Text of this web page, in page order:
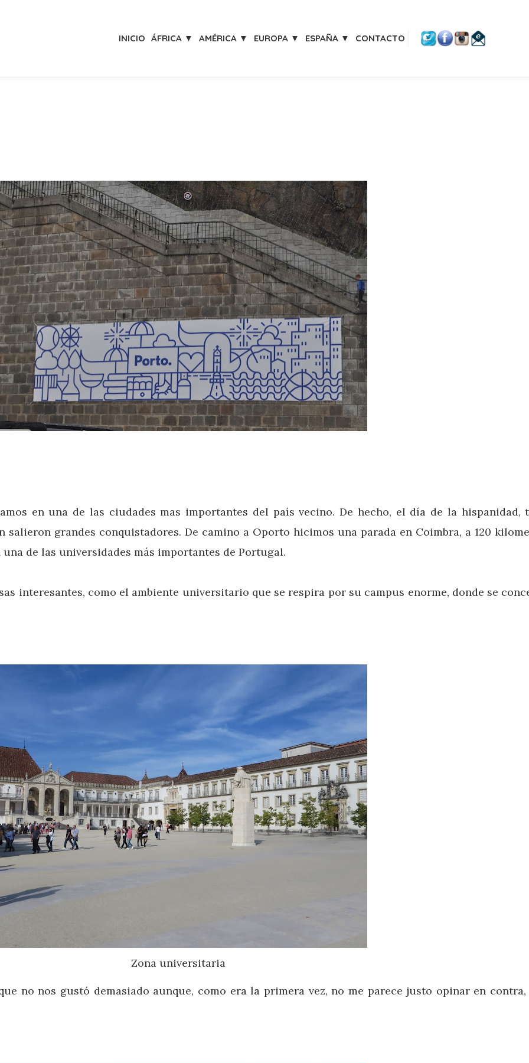
INICIO ÁFRICA ▼ AMÉRICA ▼ EUROPA ▼ ESPAÑA ▼ CONTACTO
en una de las ciudades mas importantes del país vecino. De hecho, el día de la hispanidad,
grandes conquistadores. De camino a Oporto hicimos una parada en Coimbra, a 120
de las universidades más importantes de Portugal.
interesantes, como el ambiente universitario que se respira por su campus enorme, donde se
Zona universitaria
no nos gustó demasiado aunque, como era la primera vez, no me parece justo opinar en